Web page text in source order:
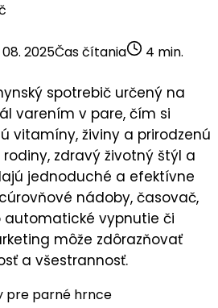
08. 2025Čas čítania
4 min.
spotrebič určený na
varením v pare, čím si
vitamíny, živiny a prirodzenú
rodiny, zdravý životný štýl a
jednoduché a efektívne
nádoby, časovač,
automatické vypnutie či
môže zdôrazňovať
a všestrannosť.
pre parné hrnce